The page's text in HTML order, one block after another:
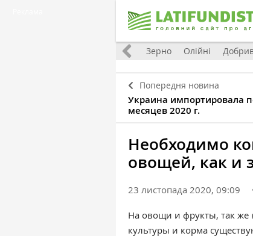
Світ Зерно Олійні
Попередня новина
Украина импортировала
месяцев 2020 г.
Необходимо
овощей, как и
23 листопада 2020, 09:09
На овощи и фрукты, так же
культуры и корма